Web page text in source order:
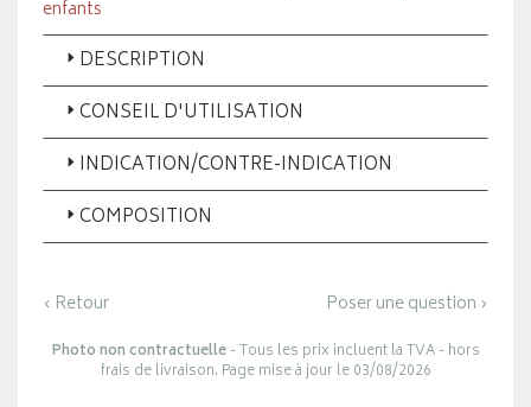
enfants
DESCRIPTION
CONSEIL D'UTILISATION
INDICATION/CONTRE-INDICATION
COMPOSITION
‹ Retour Poser une question ›
Photo non contractuelle- Tous les prix incluent la TVA - hors
frais de livraison. Page mise à jour le 03/08/2026